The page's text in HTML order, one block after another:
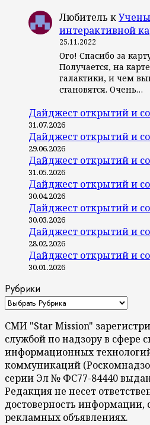
Любитель к
интерактивной
25.11.2022
Ого! Спасибо за
Получается, на
галактики, и чем
становятся. Очень…
Дайджест открытий и
31.07.2026
Дайджест открытий и
29.06.2026
Дайджест открытий и
31.05.2026
Дайджест открытий и
30.04.2026
Дайджест открытий и
30.03.2026
Дайджест открытий и
28.02.2026
Дайджест открытий и
30.01.2026
Рубрики
СМИ "Star Mission"
службой по надзору в сфере
информационных
коммуникаций
серии Эл № ФС77-84440
Редакция не несет
достоверность информации,
рекламных объявлениях.